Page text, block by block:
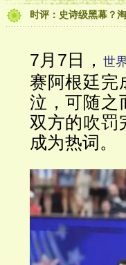
时评：史诗级黑幕？
7月7日， 世
赛阿根廷完
泣，可随之
双方的吹罚
成为热词。